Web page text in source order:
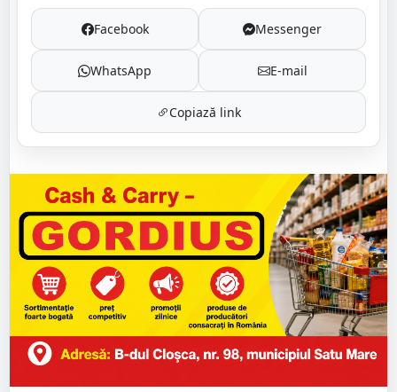
Facebook Messenger
WhatsApp E-mail
Copiază link